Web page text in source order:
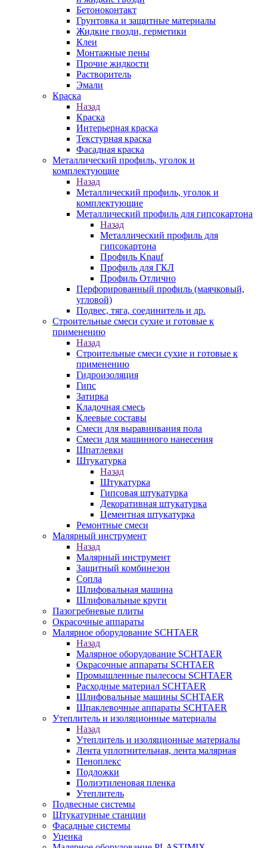
Бетоноконтакт
Грунтовка и защитные материалы
Жидкие гвозди, герметики
Клеи
Монтажные пены
Прочие жидкости
Растворитель
Эмали
Краска
Назад
Краска
Интерьерная краска
Текстурная краска
Фасадная краска
Металлический профиль, уголок и
комплектующие
Назад
Металлический профиль, уголок и
комплектующие
Металлический профиль для гипсокартона
Назад
Металлический профиль для
гипсокартона
Профиль Knauf
Профиль для ГКЛ
Профиль Отлично
Перфорированный профиль (маячковый,
угловой)
Подвес, тяга, соединитель и др.
Строительные смеси сухие и готовые к
применению
Назад
Строительные смеси сухие и готовые к
применению
Гидроизоляция
Гипс
Затирка
Кладочная смесь
Клеевые составы
Смеси для выравнивания пола
Смеси для машинного нанесения
Шпатлевки
Штукатурка
Назад
Штукатурка
Гипсовая штукатурка
Декоративная штукатурка
Цементная штукатурка
Ремонтные смеси
Малярный инструмент
Назад
Малярный инструмент
Защитный комбинезон
Сопла
Шлифовальная машина
Шлифовальные круги
Пазогребневые плиты
Окрасочные аппараты
Малярное оборудование SCHTAER
Назад
Малярное оборудование SCHTAER
Окрасочные аппараты SCHTAER
Промышленные пылесосы SCHTAER
Расходные материал SCHTAER
Шлифовальные машины SCHTAER
Шпаклевочные аппараты SCHTAER
Утеплитель и изоляционные материалы
Назад
Утеплитель и изоляционные материалы
Лента уплотнительная, лента малярная
Пеноплекс
Подложки
Полиэтиленовая пленка
Утеплитель
Подвесные системы
Штукатурные станции
Фасадные системы
Уценка